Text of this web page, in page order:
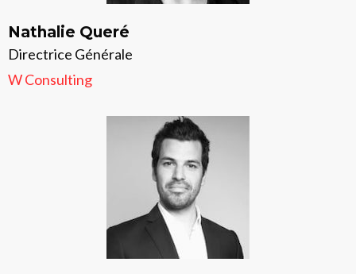
Nathalie Queré
Directrice Générale
W Consulting